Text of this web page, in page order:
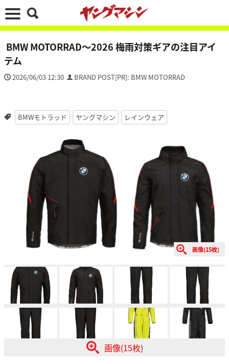
BMW MOTORRAD〜2026 梅雨対策ギアの注目アイ
テム
2026/06/03 12:30 BRAND POST[PR]: BMW MOTORRAD
BMWモトラッド ヤングマシン レインウェア
画像(15枚)
画像(15枚)